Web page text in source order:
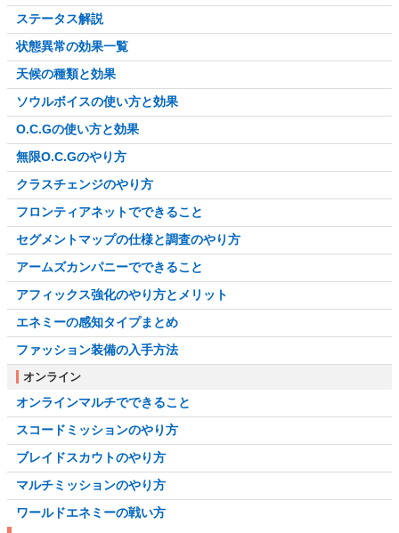
ステータス解説
状態異常の効果一覧
天候の種類と効果
ソウルボイスの使い方と効果
O.C.Gの使い方と効果
無限O.C.Gのやり方
クラスチェンジのやり方
フロンティアネットでできること
セグメントマップの仕様と調査のやり方
アームズカンパニーでできること
アフィックス強化のやり方とメリット
エネミーの感知タイプまとめ
ファッション装備の入手方法
オンライン
オンラインマルチでできること
スコードミッションのやり方
ブレイドスカウトのやり方
マルチミッションのやり方
ワールドエネミーの戦い方